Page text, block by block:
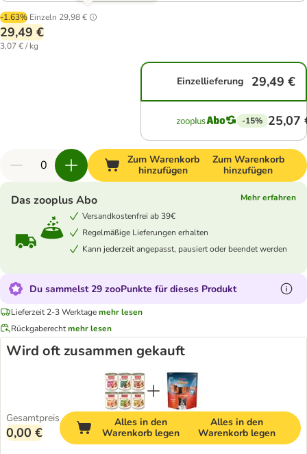
-1.63% Einzeln 29,98 €
29,49 €
3,07 € / kg
Einzellieferung 29,49 €
-15% 25,07
Zum Warenkorb
hinzufügen
Zum Warenkorb
hinzufügen
Das zooplus Abo
Mehr erfahren
Versandkostenfrei ab 39€
Regelmäßige Lieferungen erhalten
Kann jederzeit angepasst, pausiert oder beendet werden
Du sammelst 29 zooPunkte für dieses Produkt
Lieferzeit 2-3 Werktagemehr lesen
Rückgaberechtmehr lesen
Wird oft zusammen gekauft
Gesamtpreis
0,00 €
Alles in den
Warenkorb legen
Alles in den
Warenkorb legen